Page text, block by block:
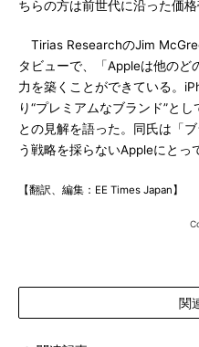
ちらの方は前世代に沿った価格
Tirias ResearchのJim
タビューで、「Appleは他のど
力を築くことができている。
り“プレミアムなブランド”と
との見解を語った。同氏は「
う戦略を採らないAppleにとっ
【翻訳、編集：EE Times Japan】
関